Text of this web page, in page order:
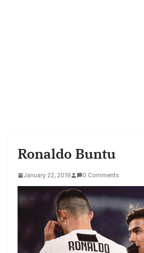
Ronaldo Buntu
January 22, 2019 0 Comments